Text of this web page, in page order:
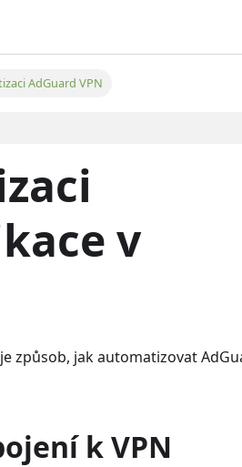
AdGuard VPN
v
způsob, jak automatizovat
k VPN